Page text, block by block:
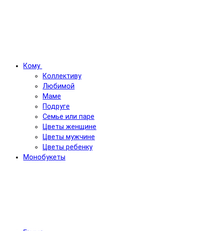
Кому
Коллективу
Любимой
Маме
Подруге
Семье или паре
Цветы женщине
Цветы мужчине
Цветы ребенку
Монобукеты